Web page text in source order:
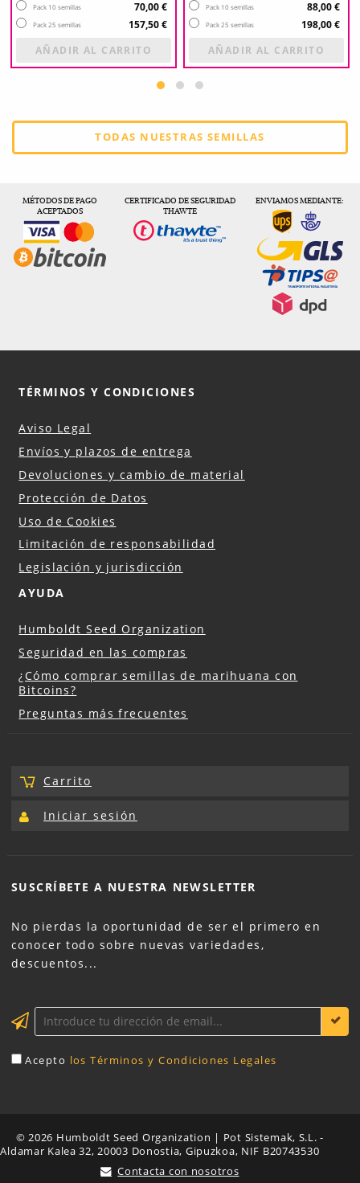
Pack 10 semillas 70,00 €
Pack 25 semillas
157,50 €
AÑADIR AL CARRITO
Pack 10 semillas 88,00 €
Pack 25 semillas
198,00 €
AÑADIR AL CARRITO
TODAS NUESTRAS SEMILLAS
MÉTODOS DE PAGO
ACEPTADOS
CERTIFICADO DE SEGURIDAD
THAWTE
ENVIAMOS MEDIANTE:
TÉRMINOS Y CONDICIONES
Aviso Legal
Envíos y plazos de entrega
Devoluciones y cambio de material
Protección de Datos
Uso de Cookies
Limitación de responsabilidad
Legislación y jurisdicción
AYUDA
Humboldt Seed Organization
Seguridad en las compras
¿Cómo comprar semillas de marihuana con
Bitcoins?
Preguntas más frecuentes
Carrito
Iniciar sesión
SUSCRÍBETE A NUESTRA NEWSLETTER
No pierdas la oportunidad de ser el primero en
conocer todo sobre nuevas variedades,
descuentos...
Acepto los Términos y Condiciones Legales
© 2026 Humboldt Seed Organization | Pot Sistemak, S.L. -
Aldamar Kalea 32, 20003 Donostia, Gipuzkoa, NIF B20743530
Contacta con nosotros